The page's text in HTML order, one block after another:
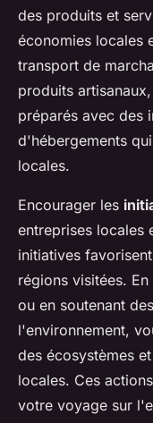
des produits et
économies locales
transport de
produits
préparés avec des
d'hébergements
locales.
Encourager les
entreprises locales
initiatives
régions visitées.
ou en soutenant
l'environnement,
des écosystèmes
locales. Ces
votre voyage sur